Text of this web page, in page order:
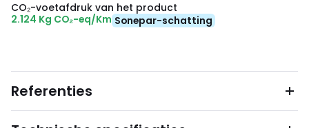
CO₂-voetafdruk van het product
2.124 Kg CO₂-eq/Km Sonepar-schatting
Referenties